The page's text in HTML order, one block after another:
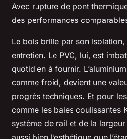
Avec rupture de pont
des performances
Le bois brille par son isolation,
entretien. Le PVC, lui, est
quotidien à fournir.
comme froid, devient une
progrès techniques. Et pour
comme les baies coulissantes
système de rail et de la
aussi bien l’esthétique que